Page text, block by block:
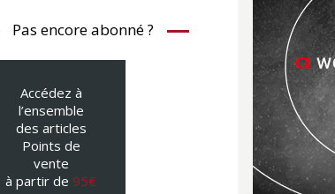
Pas encore abonné ?
Accédez à
l’ensemble
des articles
Points de
vente
à partir de 95€